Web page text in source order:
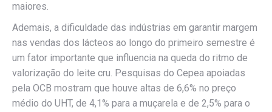
maiores.
Ademais, a dificuldade das indústrias em garantir margem
nas vendas dos lácteos ao longo do primeiro semestre é
um fator importante que influencia na queda do ritmo de
valorização do leite cru. Pesquisas do Cepea apoiadas
pela OCB mostram que houve altas de 6,6% no preço
médio do UHT, de 4,1% para a muçarela e de 2,5% para o